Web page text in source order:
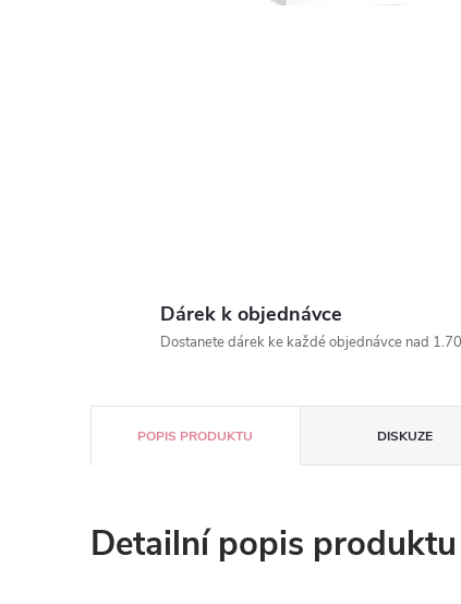
Dárek k objednávce
Dostanete dárek ke každé objednávce nad
POPIS PRODUKTU DISKUZE
Detailní popis produktu